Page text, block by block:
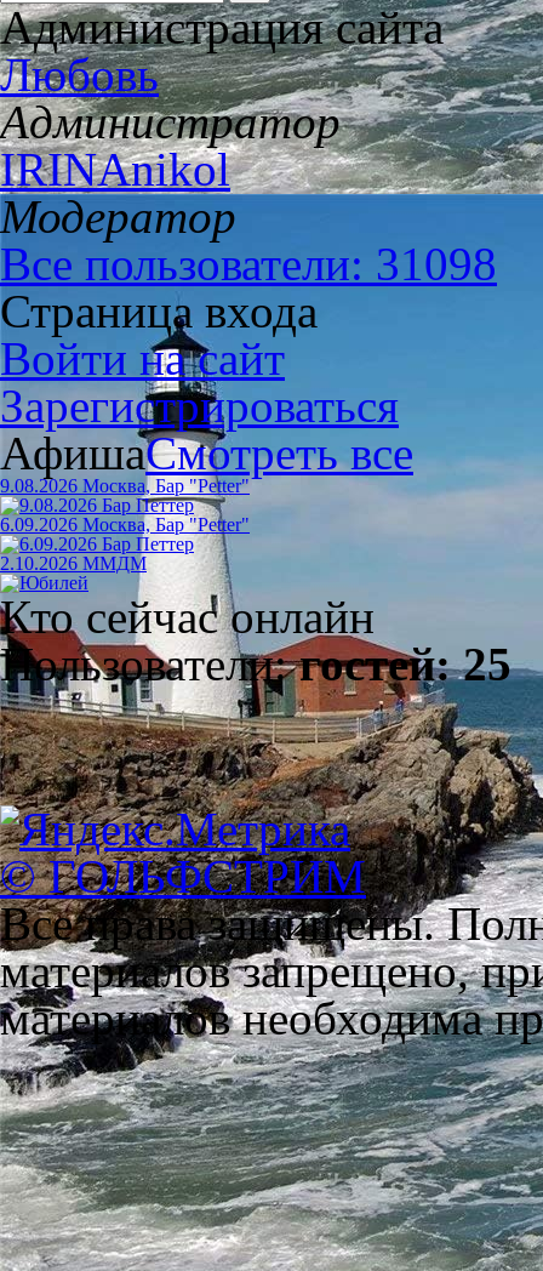
Администрация сайта
Любовь
Администратор
IRINAnikol
Модератор
Все пользователи: 31098
Страница входа
Войти на сайт
Зарегистрироваться
АфишаСмотреть все
9.08.2026 Москва, Бар "Petter"
6.09.2026 Москва, Бар "Petter"
2.10.2026 ММДМ
Кто сейчас онлайн
Пользователи:гостей: 25
© ГОЛЬФСТРИМ
Все права защищены.
материалов запрещено,
материалов необходима